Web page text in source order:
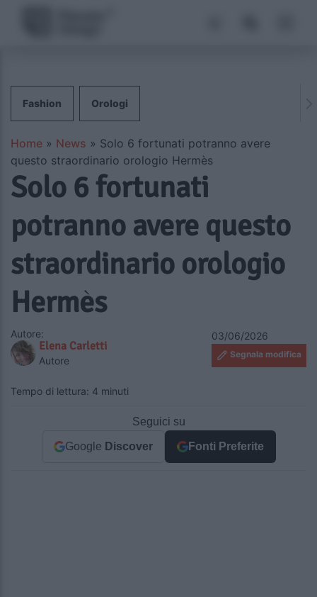
Fashion Orologi
Home » News » Solo 6 fortunati potranno avere
questo straordinario orologio Hermès
Solo 6 fortunati
potranno avere questo
straordinario orologio
Hermès
Autore:
Elena Carletti
Autore
03/06/2026
Segnala modifica
Tempo di lettura: 4 minuti
Seguici su
Google Discover Fonti Preferite